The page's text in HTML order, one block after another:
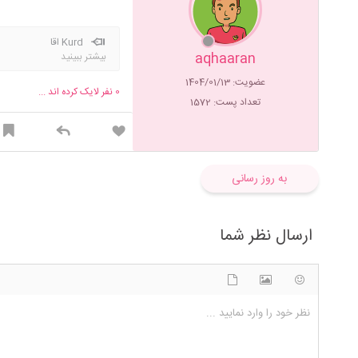
aqhaaran
عضویت: 1404/01/13
تعداد پست: 1572
Kurd اقا
بیشتر ببینید
0 نفر لایک کرده اند ...
به روز رسانی
ارسال نظر شما
نظر خود را وارد نمایید ...